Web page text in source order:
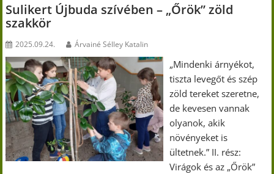
Sulikert Újbuda szívében – „Őrök” zöld
szakkör
2025.09.24. Árvainé Sélley Katalin
„Mindenki árnyékot,
tiszta levegőt és szép
zöld tereket szeretne,
de kevesen vannak
olyanok, akik
növényeket is
ültetnek.” II. rész:
Virágok és az „Őrök”